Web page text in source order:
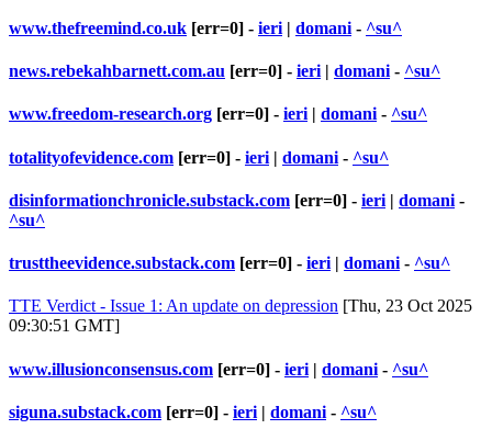
www.thefreemind.co.uk [err=0] - ieri | domani - ^su^
news.rebekahbarnett.com.au [err=0] - ieri | domani - ^su^
www.freedom-research.org [err=0] - ieri | domani - ^su^
totalityofevidence.com [err=0] - ieri | domani - ^su^
disinformationchronicle.substack.com [err=0] - ieri | domani -
^su^
trusttheevidence.substack.com [err=0] - ieri | domani - ^su^
TTE Verdict - Issue 1: An update on depression [Thu, 23 Oct 2025
09:30:51 GMT]
www.illusionconsensus.com [err=0] - ieri | domani - ^su^
siguna.substack.com [err=0] - ieri | domani - ^su^